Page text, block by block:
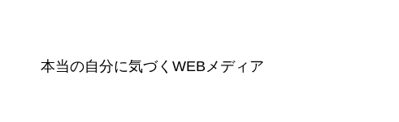
本当の自分に気づく WEBメディア